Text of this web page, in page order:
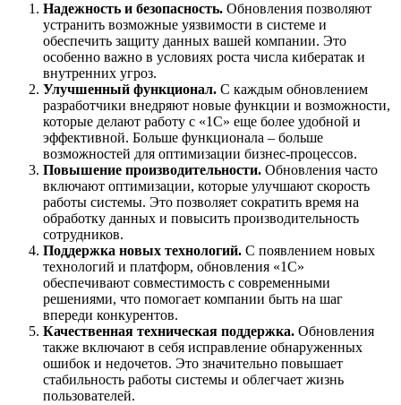
Надежность и безопасность. Обновления позволяют
устранить возможные уязвимости в системе и
обеспечить защиту данных вашей компании. Это
особенно важно в условиях роста числа кибератак и
внутренних угроз.
Улучшенный функционал. С каждым обновлением
разработчики внедряют новые функции и возможности,
которые делают работу с «1С» еще более удобной и
эффективной. Больше функционала – больше
возможностей для оптимизации бизнес-процессов.
Повышение производительности. Обновления часто
включают оптимизации, которые улучшают скорость
работы системы. Это позволяет сократить время на
обработку данных и повысить производительность
сотрудников.
Поддержка новых технологий. С появлением новых
технологий и платформ, обновления «1С»
обеспечивают совместимость с современными
решениями, что помогает компании быть на шаг
впереди конкурентов.
Качественная техническая поддержка. Обновления
также включают в себя исправление обнаруженных
ошибок и недочетов. Это значительно повышает
стабильность работы системы и облегчает жизнь
пользователей.